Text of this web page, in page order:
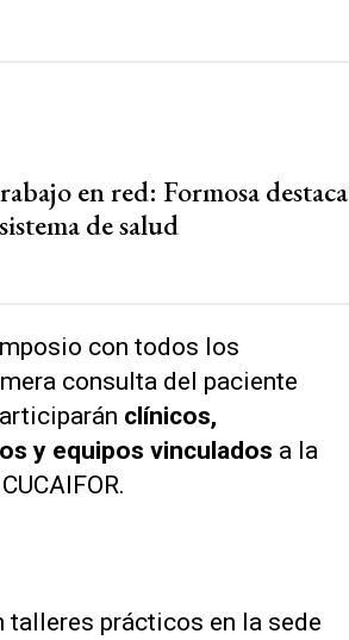
en red: Formosa destaca
de salud
con todos los
consulta del paciente
clínicos,
y equipos vinculados a la
talleres prácticos en la sede